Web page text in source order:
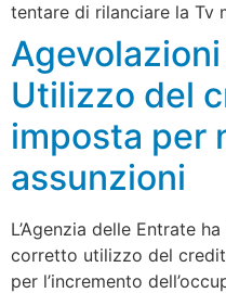
tentare di rilanciare la Tv
Utilizzo del
imposta per
assunzioni
L’Agenzia delle Entrate
corretto utilizzo del
per l’incremento